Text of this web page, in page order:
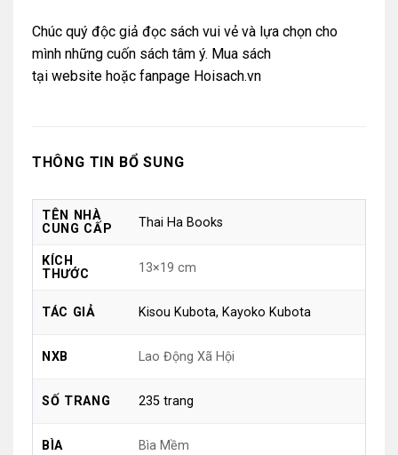
Chúc quý độc giả đọc sách vui vẻ và lựa chọn cho
mình những cuốn sách tâm ý. Mua sách
tại websitehoặc fanpage Hoisach.vn
THÔNG TIN BỔ SUNG
TÊN NHÀ
CUNG CẤP
Thai Ha Books
KÍCH
THƯỚC
13×19 cm
TÁC GIẢ Kisou Kubota, Kayoko Kubota
NXB Lao Động Xã Hội
SỐ TRANG 235 trang
BÌA Bìa Mềm